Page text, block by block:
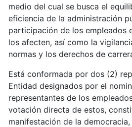
medio del cual se busca el
eficiencia de la administración
participación de los empleados
los afecten, así como la
normas y los derechos de
Está conformada por dos (2)
Entidad designados por el
representantes de los
votación directa de estos,
manifestación de la